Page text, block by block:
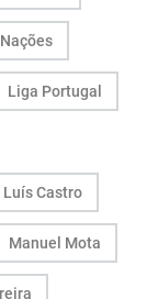
Liga Portugal
Luís Castro
Manuel Mota